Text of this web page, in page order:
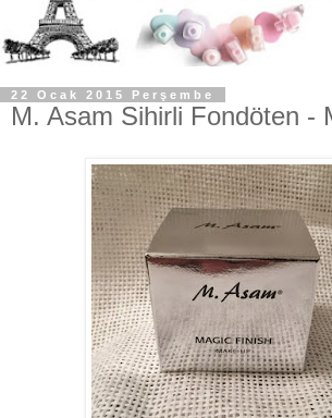
22 Ocak 2015 Perşembe
M. Asam Sihirli Fondöten -